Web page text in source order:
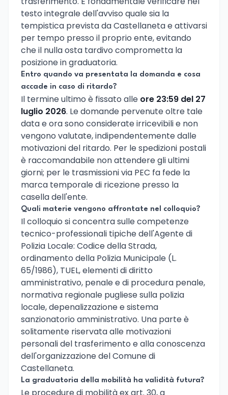
testo integrale dell'avviso quale sia la
tempistica prevista da Castellaneta e attivarsi
per tempo presso il proprio ente, evitando
che il nulla osta tardivo comprometta la
posizione in graduatoria.
Entro quando va presentata la domanda e cosa
accade in caso di ritardo?
Il termine ultimo è fissato alle ore 23:59 del 27
luglio 2026. Le domande pervenute oltre tale
data e ora sono considerate irricevibili e non
vengono valutate, indipendentemente dalle
motivazioni del ritardo. Per le spedizioni postali
è raccomandabile non attendere gli ultimi
giorni; per le trasmissioni via PEC fa fede la
marca temporale di ricezione presso la
casella dell'ente.
Quali materie vengono affrontate nel colloquio?
Il colloquio si concentra sulle competenze
tecnico-professionali tipiche dell'Agente di
Polizia Locale: Codice della Strada,
ordinamento della Polizia Municipale (L.
65/1986), TUEL, elementi di diritto
amministrativo, penale e di procedura penale,
normativa regionale pugliese sulla polizia
locale, depenalizzazione e sistema
sanzionatorio amministrativo. Una parte è
solitamente riservata alle motivazioni
personali del trasferimento e alla conoscenza
dell'organizzazione del Comune di
Castellaneta.
La graduatoria della mobilità ha validità futura?
Le procedure di mobilità ex art. 30, a